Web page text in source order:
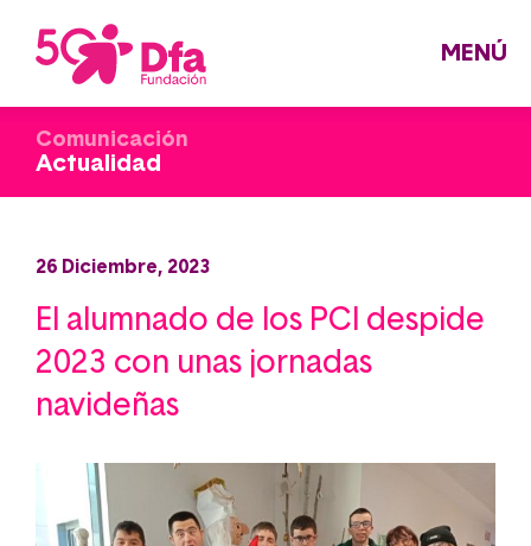
contenido
principal
MENÚ
Comunicación
Actualidad
26 Diciembre, 2023
El alumnado de los PCI despide
2023 con unas jornadas
navideñas